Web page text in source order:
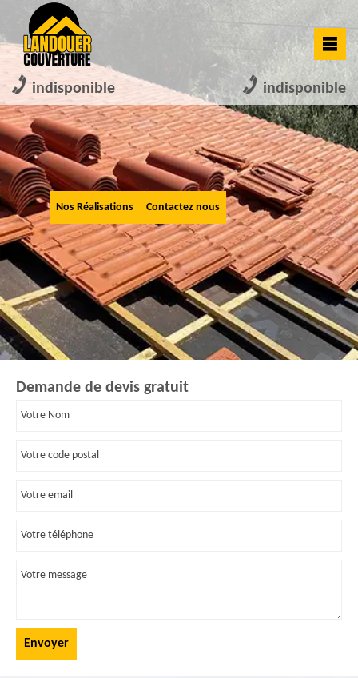
indisponible indisponible
Nos Réalisations Contactez nous
Demande de devis gratuit